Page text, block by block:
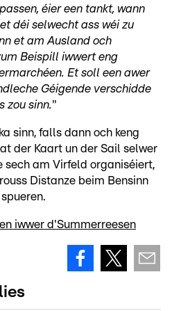
éier een tankt, wann
déi selwecht ass wéi zu
et am Ausland och
Beispill iwwert eng
Et soll een awer
Géigende verschidde
zou sinn."
sinn, falls dann och keng
der Kaart un der Sail selwer
sech am Virfeld organiséiert,
Distanze beim Bensinn
iwwer d'Summerreesen